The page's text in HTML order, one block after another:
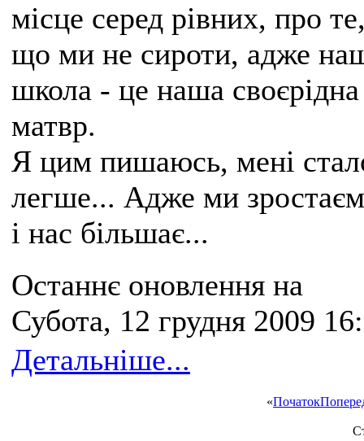
місце серед рівних, про
що ми не сироти, адже
школа - це наша своєрідна
матвр.
Я цим пишаюсь, мені
легше... Адже ми
і нас більшає...
Останнє оновлення на
Субота, 12 грудня 2009
Детальніше...
«Початок